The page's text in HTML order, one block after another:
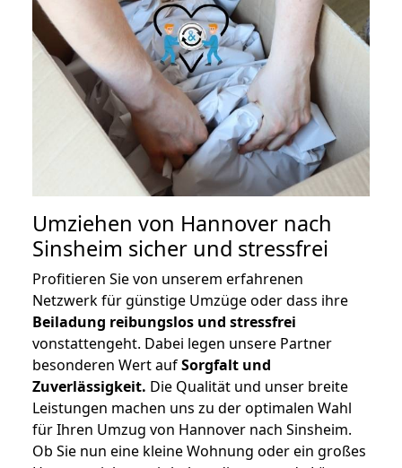
Umziehen von Hannover nach
Sinsheim sicher und stressfrei
Profitieren Sie von unserem erfahrenen
Netzwerk für günstige Umzüge oder dass ihre
Beiladung reibungslos und stressfrei
vonstattengeht. Dabei legen unsere Partner
besonderen Wert aufSorgfalt und
Zuverlässigkeit. Die Qualität und unser breite
Leistungen machen uns zu der optimalen Wahl
für Ihren Umzug von Hannover nach Sinsheim.
Ob Sie nun eine kleine Wohnung oder ein großes